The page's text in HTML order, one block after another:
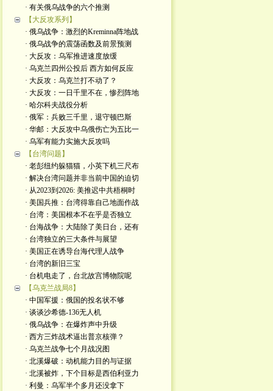
· 有关俄乌战争的六个推测
【大反攻系列】
· 俄乌战争：激烈的Kreminna阵地战
· 俄乌战争的震荡函数及前景预测
· 大反攻：乌军推进速度放缓
· 乌克兰四州公投后 西方如何反应
· 大反攻：乌克兰打不动了？
· 大反攻：一日千里不在，惨烈阵地
· 哈尔科夫战役分析
· 俄军：兵败三千里，退守顿巴斯
· 华邮：大反攻中乌俄伤亡为五比一
· 乌军有能力实施大反攻吗
【台湾问题】
· 老彭纽约躲猫猫，小英下机三尺布
· 解决台湾问题并非当前中国的迫切
· 从2023到2026: 美推迟中共梧桐时
· 美国兵推：台湾得靠自己地面作战
· 台湾：美国根本不在乎是否独立
· 台海战争：大陆除了美日台，还有
· 台湾独立的三大条件与展望
· 美国正在诱导台海代理人战争
· 台湾的新旧三宝
· 台机电走了，台北故宫博物院呢
【乌克兰战局8】
· 中国军援：俄国的投名状不够
· 谈谈沙希德-136无人机
· 俄乌战争：在爆炸声中升级
· 西方三炸战术逼出普京核弹？
· 乌克兰战争七个月战况图
· 北溪爆破：动机能力目的与证据
· 北溪被炸，下个目标是西伯利亚力
· 利曼：乌军半个多月还没拿下